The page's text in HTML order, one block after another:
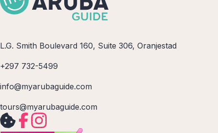
L.G. Smith Boulevard 160, Suite 306, Oranjestad
+297 732-5499
info@myarubaguide.com
tours@myarubaguide.com